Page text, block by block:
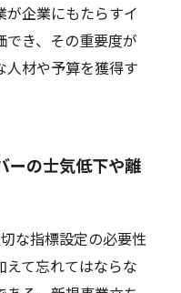
企業にもたらすイ
でき、その重要度が
人材や予算を獲得す
ーの士気低下や離
な指標設定の必要性
えて忘れてはならな